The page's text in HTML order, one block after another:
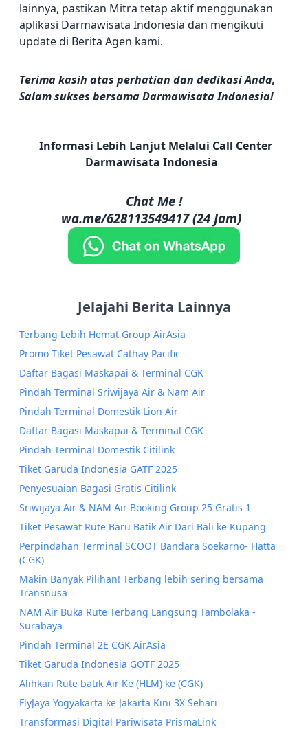
lainnya, pastikan Mitra tetap aktif menggunakan
aplikasi Darmawisata Indonesia dan mengikuti
update di Berita Agen kami.
Terima kasih atas perhatian dan dedikasi Anda,
Salam sukses bersama Darmawisata Indonesia!
Informasi Lebih Lanjut Melalui Call Center
Darmawisata Indonesia
Chat Me !
wa.me/628113549417 (24 Jam)
Jelajahi Berita Lainnya
Terbang Lebih Hemat Group AirAsia
Promo Tiket Pesawat Cathay Pacific
Daftar Bagasi Maskapai & Terminal CGK
Pindah Terminal Sriwijaya Air & Nam Air
Pindah Terminal Domestik Lion Air
Daftar Bagasi Maskapai & Terminal CGK
Pindah Terminal Domestik Citilink
Tiket Garuda Indonesia GATF 2025
Penyesuaian Bagasi Gratis Citilink
Sriwijaya Air & NAM Air Booking Group 25 Gratis 1
Tiket Pesawat Rute Baru Batik Air Dari Bali ke Kupang
Perpindahan Terminal SCOOT Bandara Soekarno- Hatta
(CGK)
Makin Banyak Pilihan! Terbang lebih sering bersama
Transnusa
NAM Air Buka Rute Terbang Langsung Tambolaka -
Surabaya
Pindah Terminal 2E CGK AirAsia
Tiket Garuda Indonesia GOTF 2025
Alihkan Rute batik Air Ke (HLM) ke (CGK)
FlyJaya Yogyakarta ke Jakarta Kini 3X Sehari
Transformasi Digital Pariwisata PrismaLink